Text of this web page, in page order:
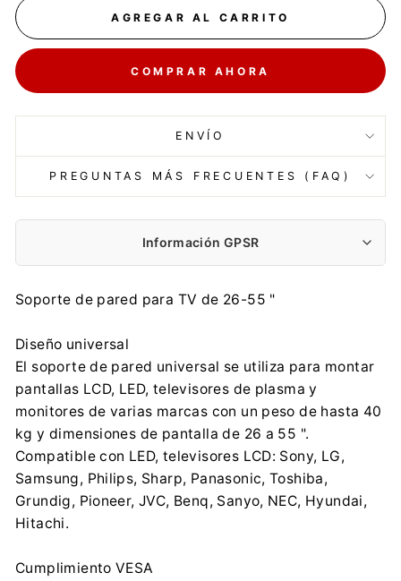
AGREGAR AL CARRITO
COMPRAR AHORA
ENVÍO
PREGUNTAS MÁS FRECUENTES (FAQ)
Información GPSR
Fabricante:
Centrumelektroniki.EU Sp. z o.o.
contact@centrumelektroniki.pl
+48 32 284 72 22
Centrumelektroniki.EU Sp. z o.o.
Korfantego 7, 42-600 Tarnowskie Góry
contact@centrumelektroniki.pl
+48 32 284 72 22
Soporte de pared para TV de 26-55 "
Diseño universal
El soporte de pared universal se utiliza para montar
pantallas LCD, LED, televisores de plasma y
monitores de varias marcas con un peso de hasta 40
kg y dimensiones de pantalla de 26 a 55 ".
Compatible con LED, televisores LCD: Sony, LG,
Samsung, Philips, Sharp, Panasonic, Toshiba,
Grundig, Pioneer, JVC, Benq, Sanyo, NEC, Hyundai,
Hitachi.
Cumplimiento VESA